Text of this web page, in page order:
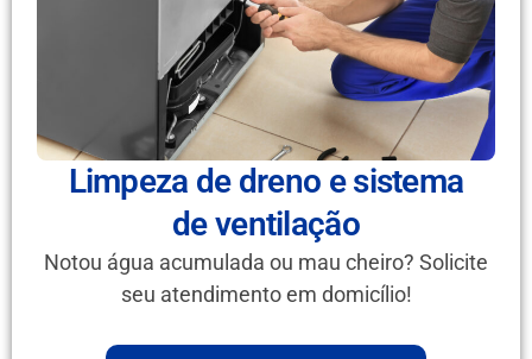
Limpeza de dreno e sistema
de ventilação
Notou água acumulada ou mau cheiro? Solicite
seu atendimento em domicílio!